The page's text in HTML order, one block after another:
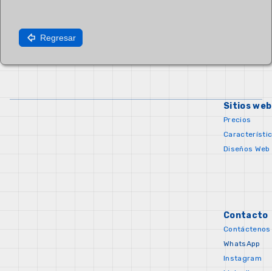
Regresar
Sitios web
Precios
Diseños Web
Contacto
Contáctenos
WhatsApp
Instagram